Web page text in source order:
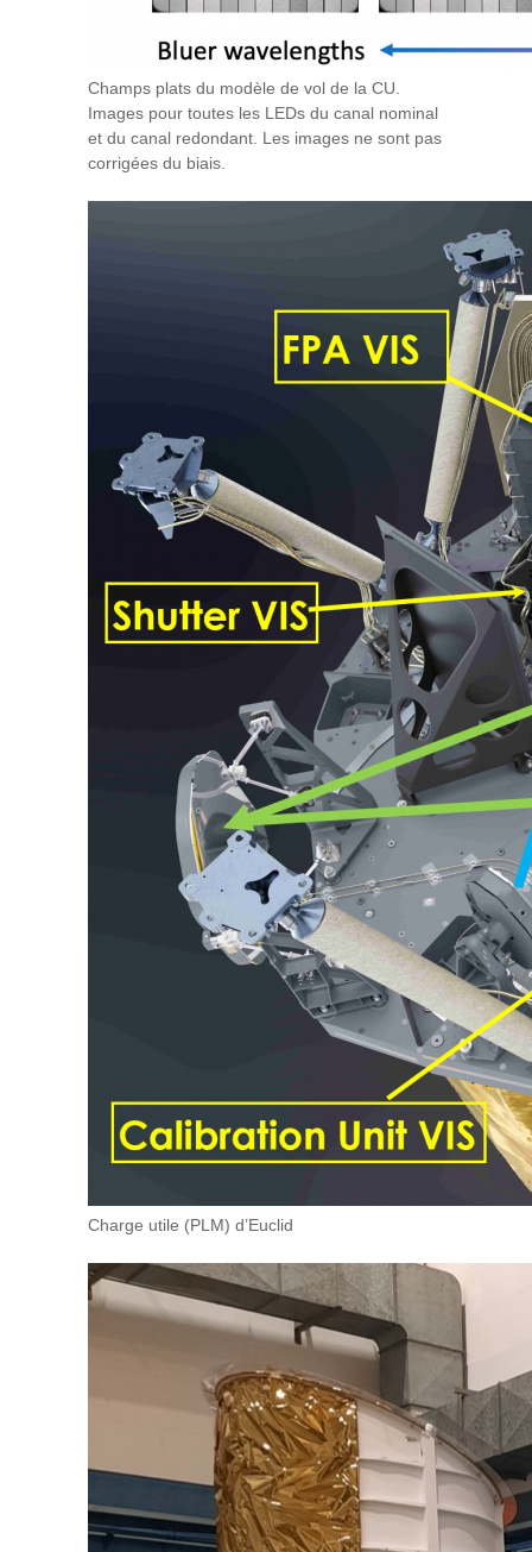
Champs plats du modèle de vol de la CU.
Images pour toutes les LEDs du canal nominal
et du canal redondant. Les images ne sont pas
corrigées du biais.
Charge utile (PLM) d’Euclid